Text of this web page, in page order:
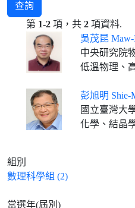
查詢
第 1-2 項，共 2 項資料.
吳茂昆
中央研究院
低溫物理、
彭旭明 Shie-
國立臺灣大
化學、結晶
組別
數理科學組 (2)
當選年(屆別)